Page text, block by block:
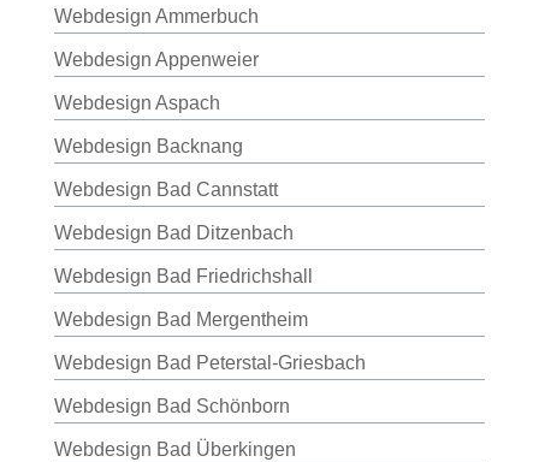
Webdesign Ammerbuch
Webdesign Appenweier
Webdesign Aspach
Webdesign Backnang
Webdesign Bad Cannstatt
Webdesign Bad Ditzenbach
Webdesign Bad Friedrichshall
Webdesign Bad Mergentheim
Webdesign Bad Peterstal-Griesbach
Webdesign Bad Schönborn
Webdesign Bad Überkingen